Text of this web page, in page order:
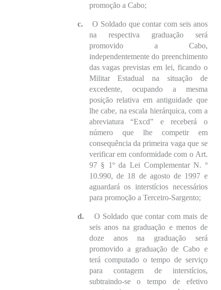
promoção a Cabo;
c.
O Soldado que contar com seis anos
na respectiva graduação será
promovido a Cabo,
independentemente do preenchimento
das vagas previstas em lei, ficando o
Militar Estadual na situação de
excedente, ocupando a mesma
posição relativa em antiguidade que
lhe cabe, na escala hierárquica, com a
abreviatura “Excd” e receberá o
número que lhe competir em
consequência da primeira vaga que se
verificar em conformidade com o Art.
97 § 1º da Lei Complementar N. º
10.990, de 18 de agosto de 1997 e
aguardará os interstícios necessários
para promoção a Terceiro-Sargento;
d.
O Soldado que contar com mais de
seis anos na graduação e menos de
doze anos na graduação será
promovido a graduação de Cabo e
terá computado o tempo de serviço
para contagem de interstícios,
subtraindo-se o tempo de efetivo